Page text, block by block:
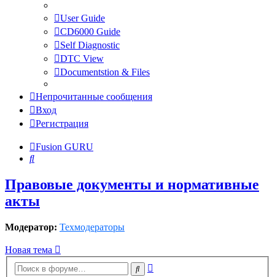
User Guide
CD6000 Guide
Self Diagnostic
DTC View
Documentstion & Files
Непрочитанные сообщения
Вход
Регистрация
Fusion GURU
Поиск
Правовые документы и нормативные
акты
Модератор: Техмодераторы
Новая тема
Поиск